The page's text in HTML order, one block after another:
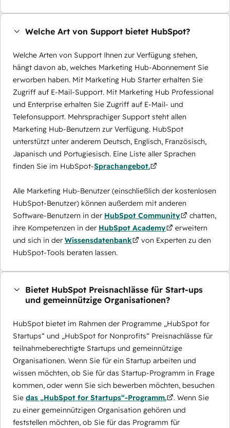
Welche Art von Support bietet HubSpot?
Welche Arten von Support Ihnen zur Verfügung stehen,
hängt davon ab, welches Marketing Hub-Abonnement Sie
erworben haben. Mit Marketing Hub Starter erhalten Sie
Zugriff auf E-Mail-Support. Mit Marketing Hub Professional
und Enterprise erhalten Sie Zugriff auf E-Mail- und
Telefonsupport. Mehrsprachiger Support steht allen
Marketing Hub-Benutzern zur Verfügung. HubSpot
unterstützt unter anderem Deutsch, Englisch, Französisch,
Japanisch und Portugiesisch. Eine Liste aller Sprachen
finden Sie im HubSpot-Sprachangebot.
Alle Marketing Hub-Benutzer (einschließlich der kostenlosen
HubSpot-Benutzer) können außerdem mit anderen
Software-Benutzern in der HubSpot Community
chatten,
ihre Kompetenzen in der HubSpot Academy
erweitern
und sich in der Wissensdatenbank
von Experten zu den
HubSpot-Tools beraten lassen.
Bietet HubSpot Preisnachlässe für Start-ups
und gemeinnützige Organisationen?
HubSpot bietet im Rahmen der Programme „HubSpot for
Startups“ und „HubSpot for Nonprofits“ Preisnachlässe für
teilnahmeberechtigte Startups und gemeinnützige
Organisationen. Wenn Sie für ein Startup arbeiten und
wissen möchten, ob Sie für das Startup-Programm in Frage
kommen, oder wenn Sie sich bewerben möchten, besuchen
Sie das „HubSpot for Startups“-Programm.
. Wenn Sie
zu einer gemeinnützigen Organisation gehören und
feststellen möchten, ob Sie für das Programm für